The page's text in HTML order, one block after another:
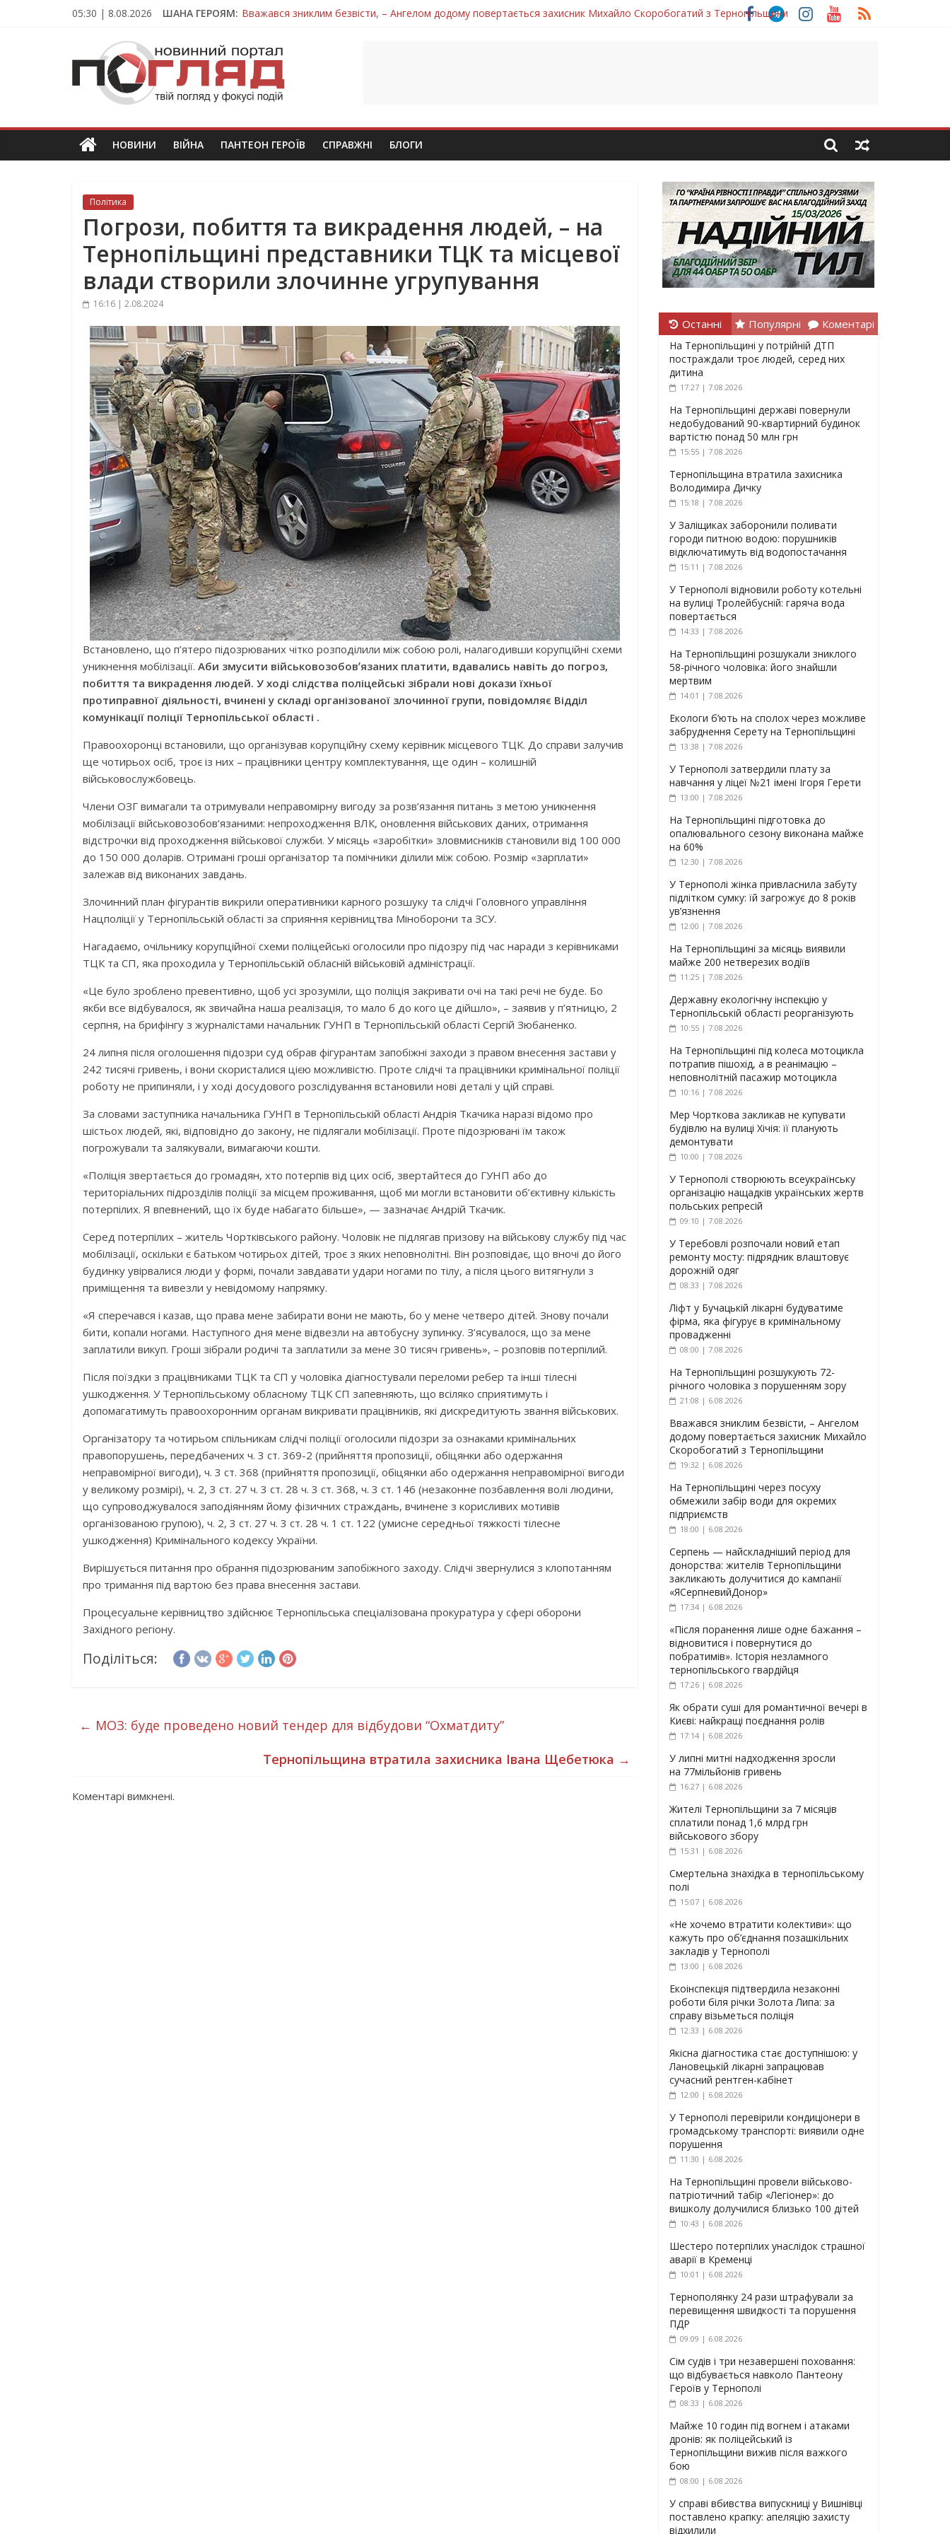
05:30 | 8.08.2026 ШАНА ГЕРОЯМ: Вважався зниклим безвісти, – Ангелом додому повертається захисник Михайло Скоробогатий з Тернопільщини
Тернопільщина втратила захисника Володимира Вельму
Захисник з Тернопільщини Петро Федів повертається до рідного дому «на щиті»
Тернопільщина втратила захисника Володимира Дичку
ПОГЛЯД
Новини
Тернополя.
новини
та
НОВИНИ ВІЙНА ПАНТЕОН ГЕРОЇВ СПРАВЖНІ БЛОГИ
Політика
Погрози, побиття та викрадення людей, – на
Тернопільщині представники ТЦК та місцевої
влади створили злочинне угрупування
16:16 | 2.08.2024
Встановлено, що п’ятеро підозрюваних чітко розподілили між собою ролі, налагодивши корупційні схеми
уникнення мобілізації. Аби змусити військовозобовʼязаних платити, вдавались навіть до погроз,
побиття та викрадення людей. У ході слідства поліцейські зібрали нові докази їхньої
протиправної діяльності, вчинені у складі організованої злочинної групи, повідомляє Відділ
комунікації поліції Тернопільської області .
Правоохоронці встановили, що організував корупційну схему керівник місцевого ТЦК. До справи залучив
ще чотирьох осіб, троє із них – працівники центру комплектування, ще один – колишній
військовослужбовець.
Члени ОЗГ вимагали та отримували неправомірну вигоду за розв’язання питань з метою уникнення
мобілізації військовозобов’язаними: непроходження ВЛК, оновлення військових даних, отримання
відстрочки від проходження військової служби. У місяць «заробітки» зловмисників становили від 100 000
до 150 000 доларів. Отримані гроші організатор та помічники ділили між собою. Розмір «зарплати»
залежав від виконаних завдань.
Злочинний план фігурантів викрили оперативники карного розшуку та слідчі Головного управління
Нацполіції у Тернопільській області за сприяння керівництва Міноборони та ЗСУ.
Нагадаємо, очільнику корупційної схеми поліцейські оголосили про підозру під час наради з керівниками
ТЦК та СП, яка проходила у Тернопільській обласній військовій адміністрації.
«Це було зроблено превентивно, щоб усі зрозуміли, що поліція закривати очі на такі речі не буде. Бо
якби все відбувалося, як звичайна наша реалізація, то мало б до кого це дійшло», – заявив у п’ятницю, 2
серпня, на брифінгу з журналістами начальник ГУНП в Тернопільській області Сергій Зюбаненко.
24 липня після оголошення підозри суд обрав фігурантам запобіжні заходи з правом внесення застави у
242 тисячі гривень, і вони скористалися цією можливістю. Проте слідчі та працівники кримінальної поліції
роботу не припиняли, і у ході досудового розслідування встановили нові деталі у цій справі.
За словами заступника начальника ГУНП в Тернопільській області Андрія Ткачика наразі відомо про
шістьох людей, які, відповідно до закону, не підлягали мобілізації. Проте підозрювані їм також
погрожували та залякували, вимагаючи кошти.
«Поліція звертається до громадян, хто потерпів від цих осіб, звертайтеся до ГУНП або до
територіальних підрозділів поліції за місцем проживання, щоб ми могли встановити об’єктивну кількість
потерпілих. Я впевнений, що їх буде набагато більше», — зазначає Андрій Ткачик.
Серед потерпілих – житель Чортківського району. Чоловік не підлягав призову на військову службу під час
мобілізації, оскільки є батьком чотирьох дітей, троє з яких неповнолітні. Він розповідає, що вночі до його
будинку увірвалися люди у формі, почали завдавати удари ногами по тілу, а після цього витягнули з
приміщення та вивезли у невідомому напрямку.
«Я сперечався і казав, що права мене забирати вони не мають, бо у мене четверо дітей. Знову почали
бити, копали ногами. Наступного дня мене відвезли на автобусну зупинку. З’ясувалося, що за мене
заплатили викуп. Гроші зібрали родичі та заплатили за мене 30 тисяч гривень», – розповів потерпілий.
Після поїздки з працівниками ТЦК та СП у чоловіка діагностували переломи ребер та інші тілесні
ушкодження. У Тернопільському обласному ТЦК СП запевняють, що всіляко сприятимуть і
допомагатимуть правоохоронним органам викривати працівників, які дискредитують звання військових.
Організатору та чотирьом спільникам слідчі поліції оголосили підозри за ознаками кримінальних
правопорушень, передбачених ч. 3 ст. 369-2 (прийняття пропозиції, обіцянки або одержання
неправомірної вигоди), ч. 3 ст. 368 (прийняття пропозиції, обіцянки або одержання неправомірної вигоди
у великому розмірі), ч. 2, 3 ст. 27 ч. 3 ст. 28 ч. 3 ст. 368, ч. 3 ст. 146 (незаконне позбавлення волі людини,
що супроводжувалося заподіянням йому фізичних страждань, вчинене з корисливих мотивів
організованою групою), ч. 2, 3 ст. 27 ч. 3 ст. 28 ч. 1 ст. 122 (умисне середньої тяжкості тілесне
ушкодження) Кримінального кодексу України.
Вирішується питання про обрання підозрюваним запобіжного заходу. Слідчі звернулися з клопотанням
про тримання під вартою без права внесення застави.
Процесуальне керівництво здійснює Тернопільська спеціалізована прокуратура у сфері оборони
Західного регіону.
Поділіться:
← МОЗ: буде проведено новий тендер для відбудови “Охматдиту”
Тернопільщина втратила захисника Івана Щебетюка →
Коментарі вимкнені.
Останні Популярні Коментарі
На Тернопільщині у потрійній ДТП
постраждали троє людей, серед них
дитина
17:27 | 7.08.2026
На Тернопільщині державі повернули
недобудований 90-квартирний будинок
вартістю понад 50 млн грн
15:55 | 7.08.2026
Тернопільщина втратила захисника
Володимира Дичку
15:18 | 7.08.2026
У Заліщиках заборонили поливати
городи питною водою: порушників
відключатимуть від водопостачання
15:11 | 7.08.2026
У Тернополі відновили роботу котельні
на вулиці Тролейбусній: гаряча вода
повертається
14:33 | 7.08.2026
На Тернопільщині розшукали зниклого
58-річного чоловіка: його знайшли
мертвим
14:01 | 7.08.2026
Екологи б’ють на сполох через можливе
забруднення Серету на Тернопільщині
13:38 | 7.08.2026
У Тернополі затвердили плату за
навчання у ліцеї №21 імені Ігоря Герети
13:00 | 7.08.2026
На Тернопільщині підготовка до
опалювального сезону виконана майже
на 60%
12:30 | 7.08.2026
У Тернополі жінка привласнила забуту
підлітком сумку: їй загрожує до 8 років
ув’язнення
12:00 | 7.08.2026
На Тернопільщині за місяць виявили
майже 200 нетверезих водіїв
11:25 | 7.08.2026
Державну екологічну інспекцію у
Тернопільській області реорганізують
10:55 | 7.08.2026
На Тернопільщині під колеса мотоцикла
потрапив пішохід, а в реанімацію –
неповнолітній пасажир мотоцикла
10:16 | 7.08.2026
Мер Чорткова закликав не купувати
будівлю на вулиці Хічія: її планують
демонтувати
10:00 | 7.08.2026
У Тернополі створюють всеукраїнську
організацію нащадків українських жертв
польських репресій
09:10 | 7.08.2026
У Теребовлі розпочали новий етап
ремонту мосту: підрядник влаштовує
дорожній одяг
08:33 | 7.08.2026
Ліфт у Бучацькій лікарні будуватиме
фірма, яка фігурує в кримінальному
провадженні
08:00 | 7.08.2026
На Тернопільщині розшукують 72-
річного чоловіка з порушенням зору
21:08 | 6.08.2026
Вважався зниклим безвісти, – Ангелом
додому повертається захисник Михайло
Скоробогатий з Тернопільщини
19:32 | 6.08.2026
На Тернопільщині через посуху
обмежили забір води для окремих
підприємств
18:00 | 6.08.2026
Серпень — найскладніший період для
донорства: жителів Тернопільщини
закликають долучитися до кампанії
«ЯСерпневийДонор»
17:34 | 6.08.2026
«Після поранення лише одне бажання –
відновитися і повернутися до
побратимів». Історія незламного
тернопільського гвардійця
17:26 | 6.08.2026
Як обрати суші для романтичної вечері в
Києві: найкращі поєднання ролів
17:14 | 6.08.2026
У липні митні надходження зросли
на 77мільйонів гривень
16:27 | 6.08.2026
Жителі Тернопільщини за 7 місяців
сплатили понад 1,6 млрд грн
військового збору
15:31 | 6.08.2026
Смертельна знахідка в тернопільському
полі
15:07 | 6.08.2026
«Не хочемо втратити колективи»: що
кажуть про об’єднання позашкільних
закладів у Тернополі
13:00 | 6.08.2026
Екоінспекція підтвердила незаконні
роботи біля річки Золота Липа: за
справу візьметься поліція
12:33 | 6.08.2026
Якісна діагностика стає доступнішою: у
Лановецькій лікарні запрацював
сучасний рентген-кабінет
12:00 | 6.08.2026
У Тернополі перевірили кондиціонери в
громадському транспорті: виявили одне
порушення
11:30 | 6.08.2026
На Тернопільщині провели військово-
патріотичний табір «Легіонер»: до
вишколу долучилися близько 100 дітей
10:43 | 6.08.2026
Шестеро потерпілих унаслідок страшної
аварії в Кременці
10:01 | 6.08.2026
Тернополянку 24 рази штрафували за
перевищення швидкості та порушення
ПДР
09:09 | 6.08.2026
Сім судів і три незавершені поховання:
що відбувається навколо Пантеону
Героїв у Тернополі
08:33 | 6.08.2026
Майже 10 годин під вогнем і атаками
дронів: як поліцейський із
Тернопільщини вижив після важкого
бою
08:00 | 6.08.2026
У справі вбивства випускниці у Вишнівці
поставлено крапку: апеляцію захисту
відхилили